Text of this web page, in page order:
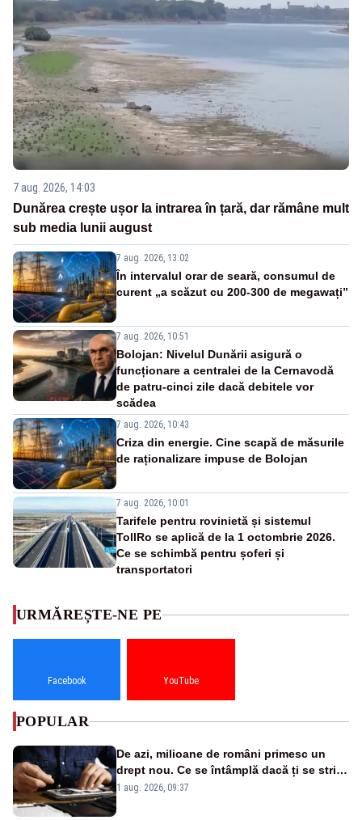
7 aug. 2026, 14:03
Dunărea crește ușor la intrarea în țară, dar rămâne mult
sub media lunii august
7 aug. 2026, 13:02
În intervalul orar de seară, consumul de
curent „a scăzut cu 200-300 de megawați”
7 aug. 2026, 10:51
Bolojan: Nivelul Dunării asigură o
funcționare a centralei de la Cernavodă
de patru-cinci zile dacă debitele vor
scădea
7 aug. 2026, 10:43
Criza din energie. Cine scapă de măsurile
de raționalizare impuse de Bolojan
7 aug. 2026, 10:01
Tarifele pentru rovinietă și sistemul
TollRo se aplică de la 1 octombrie 2026.
Ce se schimbă pentru șoferi și
transportatori
URMĂREȘTE-NE PE
Facebook YouTube
POPULAR
De azi, milioane de români primesc un
drept nou. Ce se întâmplă dacă ți se strică
un produs
1 aug. 2026, 09:37